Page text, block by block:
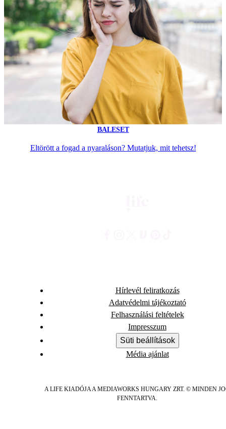
BALESET
Eltörött a fogad a nyaraláson? Mutatjuk, mit tehetsz!
Hírlevél feliratkozás
Adatvédelmi tájékoztató
Felhasználási feltételek
Impresszum
Süti beállítások
Média ajánlat
A LIFE KIADÓJA A MEDIAWORKS HUNGARY ZRT. © MINDEN
FENNTARTVA.